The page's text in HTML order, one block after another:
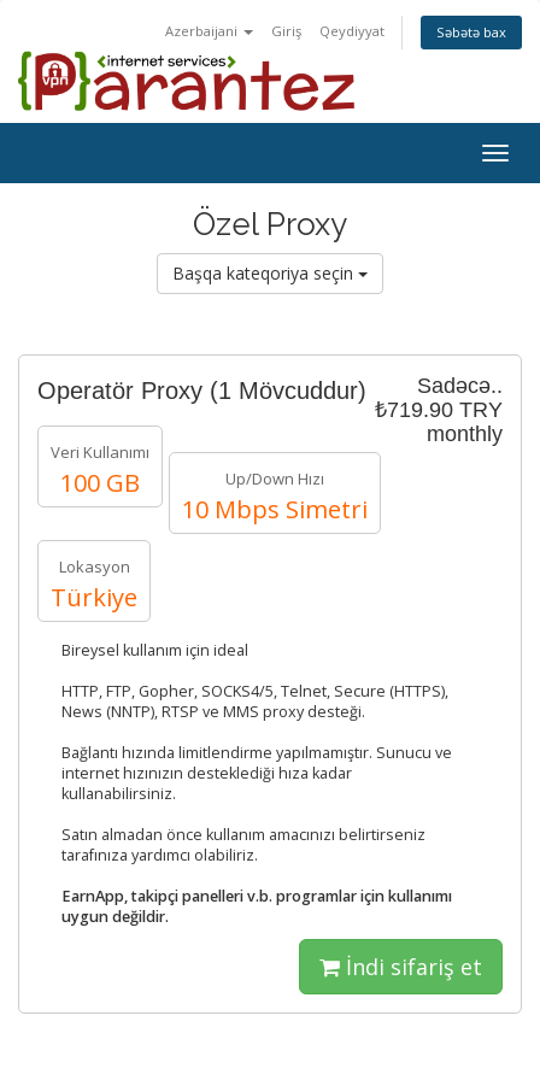
Azerbaijani Giriş Qeydiyyat Səbətə bax
Özel Proxy
Başqa kateqoriya seçin
Sadəcə..
₺719.90 TRY
monthly
Operatör Proxy (1 Mövcuddur)
Veri Kullanımı
100 GB Up/Down Hızı
10 Mbps Simetri
Lokasyon
Türkiye
Bireysel kullanım için ideal
HTTP, FTP, Gopher, SOCKS4/5, Telnet, Secure (HTTPS),
News (NNTP), RTSP ve MMS proxy desteği.
Bağlantı hızında limitlendirme yapılmamıştır. Sunucu ve
internet hızınızın desteklediği hıza kadar
kullanabilirsiniz.
Satın almadan önce kullanım amacınızı belirtirseniz
tarafınıza yardımcı olabiliriz.
EarnApp, takipçi panelleri v.b. programlar için kullanımı
uygun değildir.
İndi sifariş et